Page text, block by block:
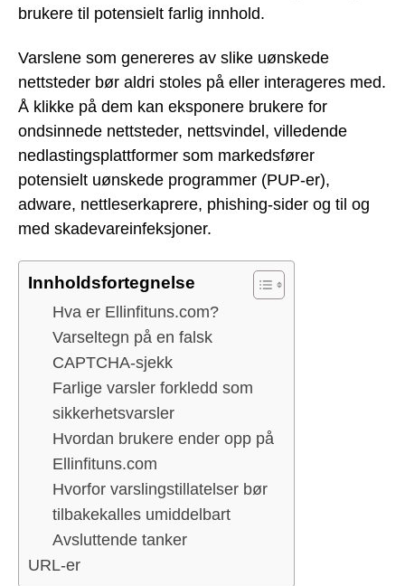
brukere til potensielt farlig innhold.
Varslene som genereres av slike uønskede
nettsteder bør aldri stoles på eller interageres med.
Å klikke på dem kan eksponere brukere for
ondsinnede nettsteder, nettsvindel, villedende
nedlastingsplattformer som markedsfører
potensielt uønskede programmer (PUP-er),
adware, nettleserkaprere, phishing-sider og til og
med skadevareinfeksjoner.
Innholdsfortegnelse
Hva er Ellinfituns.com?
Varseltegn på en falsk
CAPTCHA-sjekk
Farlige varsler forkledd som
sikkerhetsvarsler
Hvordan brukere ender opp på
Ellinfituns.com
Hvorfor varslingstillatelser bør
tilbakekalles umiddelbart
Avsluttende tanker
URL-er